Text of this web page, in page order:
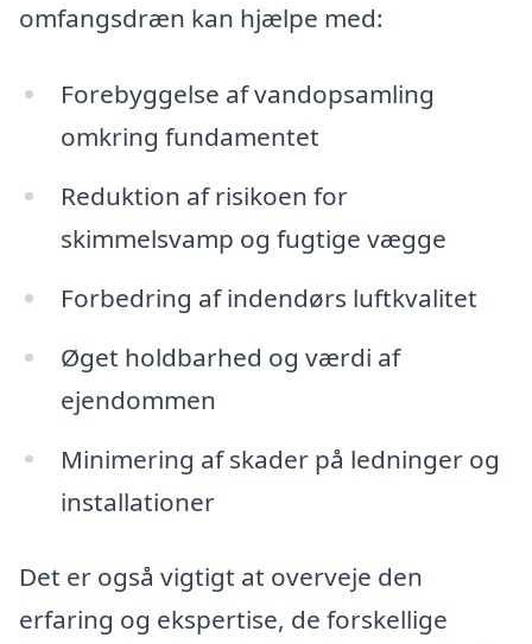
omfangsdræn kan hjælpe med:
Forebyggelse af vandopsamling
omkring fundamentet
Reduktion af risikoen for
skimmelsvamp og fugtige vægge
Forbedring af indendørs luftkvalitet
Øget holdbarhed og værdi af
ejendommen
Minimering af skader på ledninger og
installationer
Det er også vigtigt at overveje den
erfaring og ekspertise, de forskellige